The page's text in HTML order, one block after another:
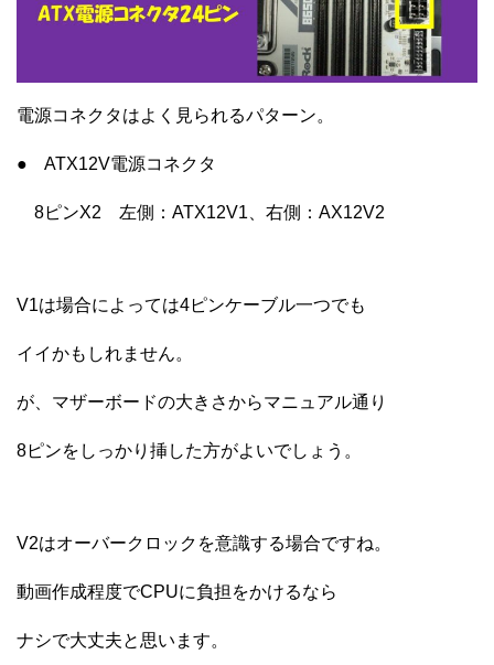
電源コネクタはよく見られるパターン。
● ATX12V電源コネクタ
8ピンX2 左側：ATX12V1、右側：AX12V2
V1は場合によっては4ピンケーブル一つでも
イイかもしれません。
が、マザーボードの大きさからマニュアル通り
8ピンをしっかり挿した方がよいでしょう。
V2はオーバークロックを意識する場合ですね。
動画作成程度でCPUに負担をかけるなら
ナシで大丈夫と思います。